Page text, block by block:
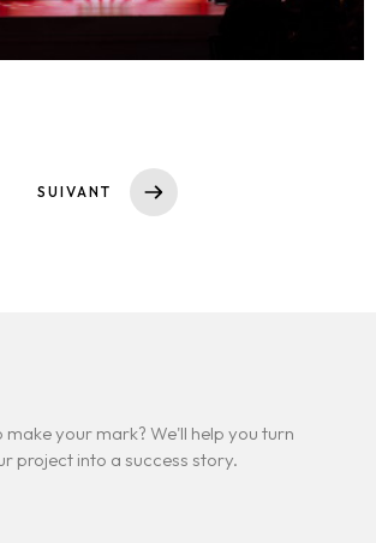
SUIVANT
make your mark? We'll help you turn
project into a success story.